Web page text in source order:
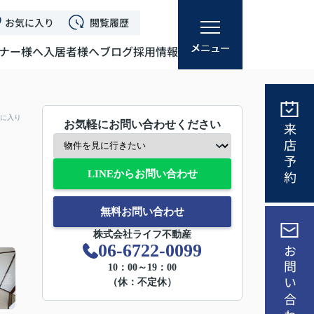
お気に入り 閲覧履歴
ー様へ入居者様へブログ採用情報
来店予約
お問い合わせ
入り
お気軽にお問い合わせください
LINEからお問い合わせ
無料お問い合わせ
株式会社ライフ不動産
06-6722-0099
10：00～19：00
（休：不定休）